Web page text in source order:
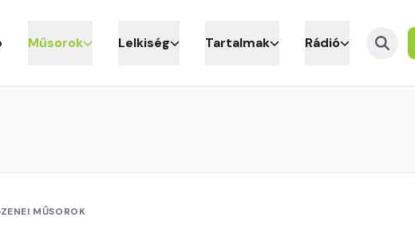
Műsorok Lelkiség Tartalmak Rádió
ZENEI MŰSOROK